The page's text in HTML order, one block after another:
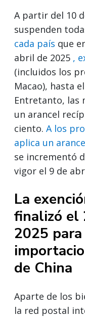
A partir del 10
suspenden
cada país que
abril de 2025 ,
(incluidos los
Macao), hasta
Entretanto, las
un arancel
ciento. A los
aplica un
se incrementó
vigor el 9 de
La
finalizó el
2025
de China
Aparte de los
la red postal